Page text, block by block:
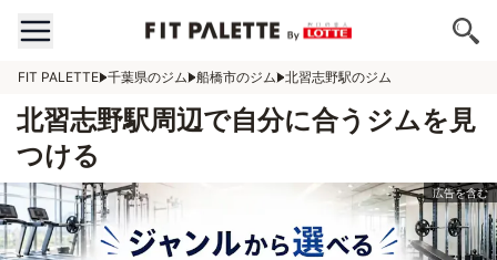
FIT PALETTE 千葉県のジム 船橋市のジム 北習志野駅のジム
北習志野駅周辺で自分に合うジムを見
つける